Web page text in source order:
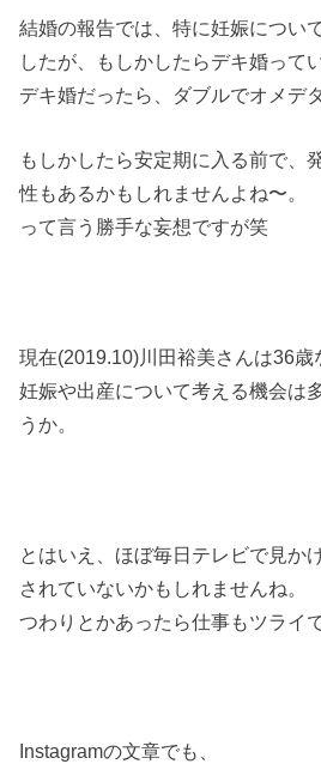
結婚の報告では、特に妊娠につい
したが、もしかしたらデキ婚って
デキ婚だったら、ダブルでオメデ
もしかしたら安定期に入る前で、
性もあるかもしれませんよね〜。
って言う勝手な妄想ですが笑
現在(2019.10)川田裕美さんは36歳
妊娠や出産について考える機会は
うか。
とはいえ、ほぼ毎日テレビで見か
されていないかもしれませんね。
つわりとかあったら仕事もツライ
Instagramの文章でも、